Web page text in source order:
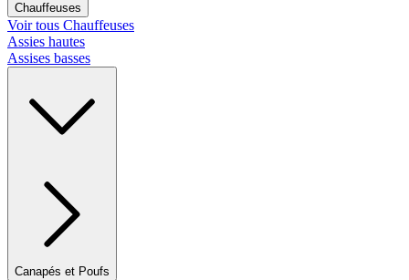
Chauffeuses
Voir tous Chauffeuses
Assies hautes
Assises basses
Canapés et Poufs